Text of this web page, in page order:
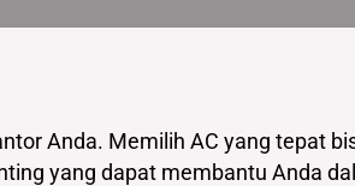
Anda. Memilih AC yang tepat
yang dapat membantu Anda